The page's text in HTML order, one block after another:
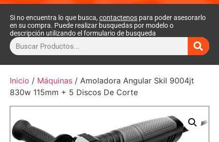
Si no encuentra lo que busca, contactenos para poder asesorarlo
en su compra. Puede realizar busquedas por modelo o
descripción utilizando el formulario de busqueda
Inicio / Máquinas / Amoladora Angular Skil 9004jt
830w 115mm + 5 Discos De Corte